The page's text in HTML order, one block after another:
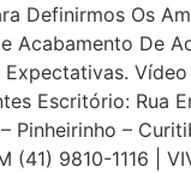
Definirmos Os
Acabamento De
Expectativas.
Escritório: Rua
Pinheirinho –
(41) 9810-1116 |